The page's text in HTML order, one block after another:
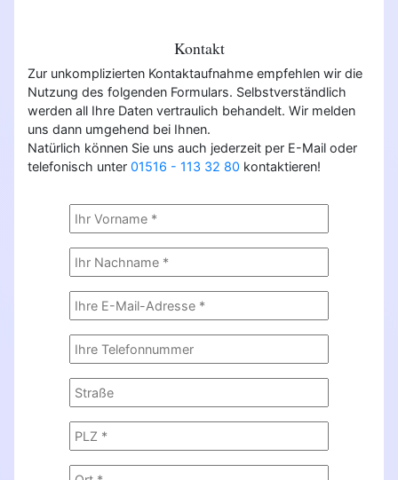
Kontakt
Zur unkomplizierten Kontaktaufnahme empfehlen wir die
Nutzung des folgenden Formulars. Selbstverständlich
werden all Ihre Daten vertraulich behandelt. Wir melden
uns dann umgehend bei Ihnen.
Natürlich können Sie uns auch jederzeit per E-Mail oder
telefonisch unter 01516 - 113 32 80 kontaktieren!